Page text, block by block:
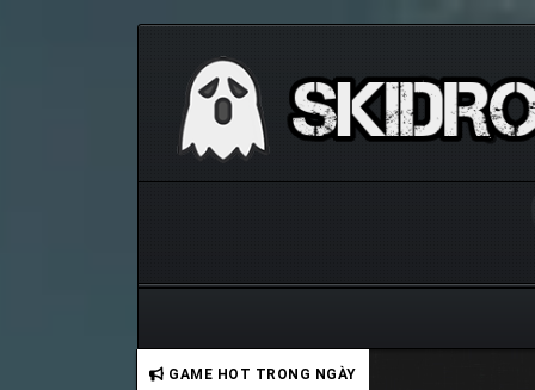
GAME HOT TRONG NGÀY